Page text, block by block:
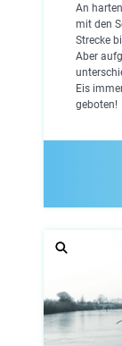
An
mit den
Strecke
Aber
Eis
geboten!